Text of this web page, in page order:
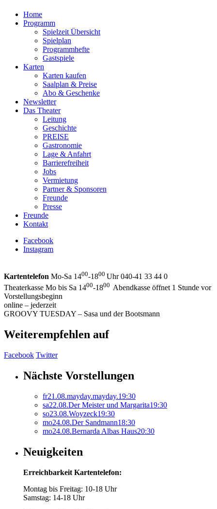
Home
Programm
Spielzeit Übersicht
Spielplan
Programmhefte
Gastspiele
Karten
Karten kaufen
Saalplan & Preise
Abo & Geschenke
Newsletter
Das Theater
Leitung
Geschichte
PREISE
Gastronomie
Lage & Anfahrt
Barrierefreiheit
Jobs
Vermietung
Partner & Sponsoren
Freunde
Presse
Freunde
Kontakt
Facebook
Instagram
Kartentelefon Mo-Sa 1400-1800 Uhr 040-41 33 44 0
Theaterkasse Mo bis Sa 1400-1800 Abendkasse öffnet 1 Stunde vor
Vorstellungsbeginn
online – jederzeit
GROOVY TUESDAY – Sasa und der Bootsmann
Weiterempfehlen auf
Facebook Twitter
Nächste Vorstellungen
fr21.08.mayday.mayday.19:30
sa22.08.Der Meister und Margarita19:30
so23.08.Woyzeck19:30
mo24.08.Der Sandmann18:30
mo24.08.Bernarda Albas Haus20:30
Neuigkeiten
Erreichbarkeit Kartentelefon:
Montag bis Freitag: 10-18 Uhr
Samstag: 14-18 Uhr